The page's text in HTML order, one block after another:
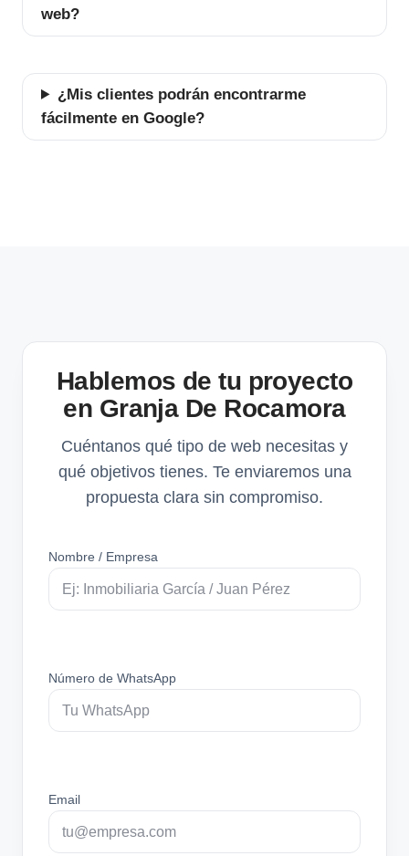
web?
¿Mis clientes podrán encontrarme
fácilmente en Google?
Hablemos de tu proyecto
en Granja De Rocamora
Cuéntanos qué tipo de web necesitas y
qué objetivos tienes. Te enviaremos una
propuesta clara sin compromiso.
Nombre / Empresa
Número de WhatsApp
Email